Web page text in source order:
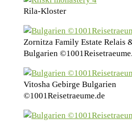
Rila-Kloster
Zornitza Family Estate Relais
Bulgarien
Vitosha Gebirge Bulgarien
©1001Reisetraeume.de